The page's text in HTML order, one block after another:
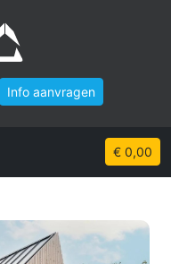
Info aanvragen
€ 0,00